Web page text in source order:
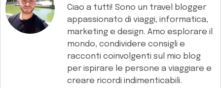
Ciao a tutti! Sono un travel blogger
appassionato di viaggi, informatica,
marketing e design. Amo esplorare il
mondo, condividere consigli e
racconti coinvolgenti sul mio blog
per ispirare le persone a viaggiare e
creare ricordi indimenticabili.